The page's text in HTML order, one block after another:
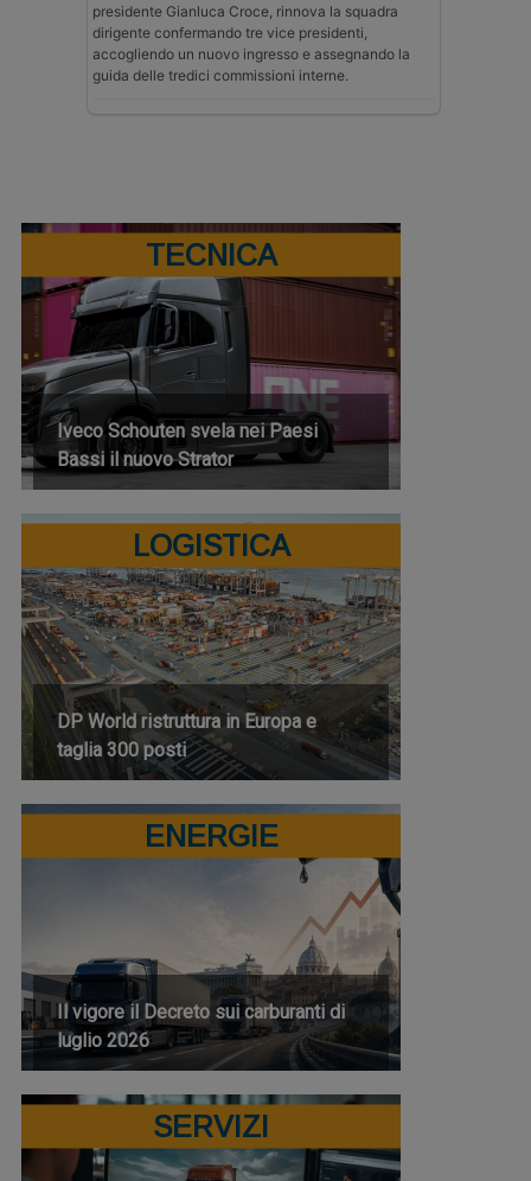
presidente Gianluca Croce, rinnova la squadra
dirigente confermando tre vice presidenti,
accogliendo un nuovo ingresso e assegnando la
guida delle tredici commissioni interne.
TECNICA
Iveco Schouten svela nei Paesi
Bassi il nuovo Strator
LOGISTICA
DP World ristruttura in Europa e
taglia 300 posti
ENERGIE
Il vigore il Decreto sui carburanti di
luglio 2026
SERVIZI